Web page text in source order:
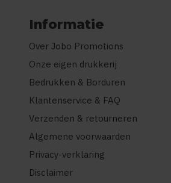
Informatie
Over Jobo Promotions
Onze eigen drukkerij
Bedrukken & Borduren
Klantenservice & FAQ
Verzenden & retourneren
Algemene voorwaarden
Privacy-verklaring
Disclaimer